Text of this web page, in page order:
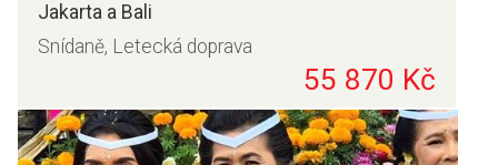
Jakarta a Bali
Snídaně, Letecká doprava
55 870 Kč